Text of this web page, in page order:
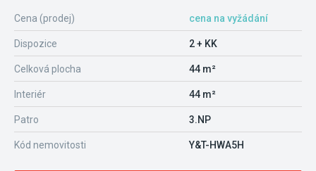
Cena (prodej) cena na vyžádání
Dispozice 2 + KK
Celková plocha 44 m²
Interiér 44 m²
Patro 3.NP
Kód nemovitosti Y&T-HWA5H